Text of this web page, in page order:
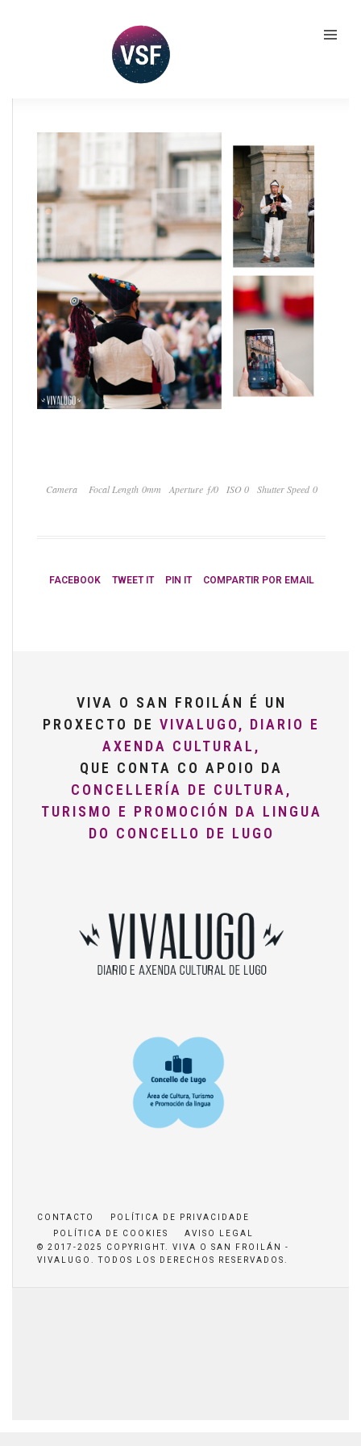
Camera Focal Length 0mm Aperture ƒ/0 ISO 0 Shutter Speed 0
FACEBOOK TWEET IT PIN IT COMPARTIR POR EMAIL
VIVA O SAN FROILÁN É UN
PROXECTO DE VIVALUGO, DIARIO E
AXENDA CULTURAL,
QUE CONTA CO APOIO DA
CONCELLERÍA DE CULTURA,
TURISMO E PROMOCIÓN DA LINGUA
DO CONCELLO DE LUGO
CONTACTO
POLÍTICA DE PRIVACIDADE
POLÍTICA DE COOKIES
AVISO LEGAL
© 2017-2025 COPYRIGHT. VIVA O SAN FROILÁN -
VIVALUGO. TODOS LOS DERECHOS RESERVADOS.